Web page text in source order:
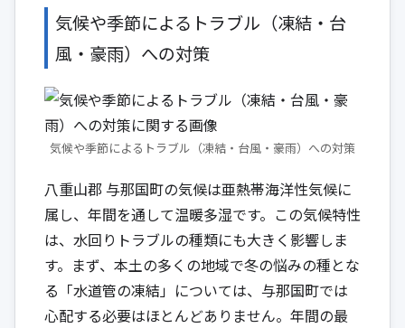
気候や季節によるトラブル（凍結・台
風・豪雨）への対策
気候や季節によるトラブル（凍結・台風・豪雨）への対策
八重山郡 与那国町の気候は亜熱帯海洋性気候に
属し、年間を通して温暖多湿です。この気候特性
は、水回りトラブルの種類にも大きく影響しま
す。まず、本土の多くの地域で冬の悩みの種とな
る「水道管の凍結」については、与那国町では
心配する必要はほとんどありません。年間の最